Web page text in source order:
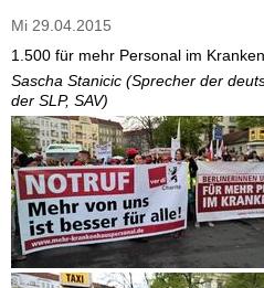
Mi 29.04.2015
1.500 für mehr Personal im
Sascha Stanicic (Sprecher der
der SLP, SAV)